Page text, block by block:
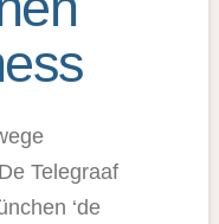
Telegraaf
‘de